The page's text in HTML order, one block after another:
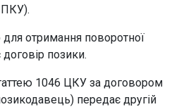
ПКУ).
отримання поворотної
позики.
1046 ЦКУ за договором
передає другій